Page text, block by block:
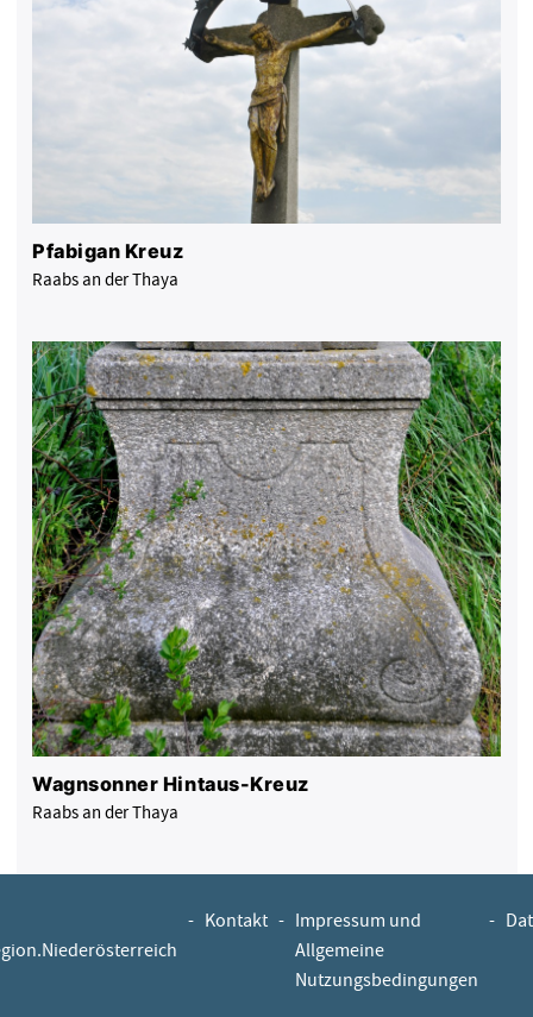
Pfabigan Kreuz
Raabs an der Thaya
Wagnsonner Hintaus-Kreuz
Raabs an der Thaya
- Kontakt - Impressum und
Allgemeine
Nutzungsbedingungen
-